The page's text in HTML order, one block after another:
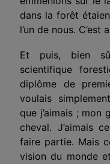
dans la forêt
l’un de nous. C’est
Et puis, bien
scientifique
diplôme de
voulais
que j’aimais ; mon
cheval. J’aimais
faire partie. Mais
vision du monde